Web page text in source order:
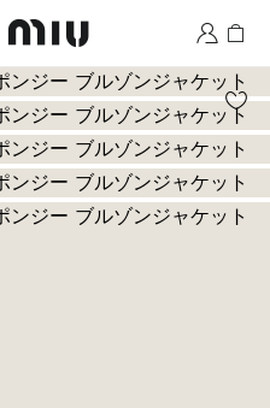
MiuMiu logo